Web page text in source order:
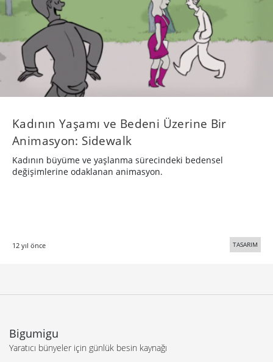
Kadının Yaşamı ve Bedeni Üzerine Bir
Animasyon: Sidewalk
Kadının büyüme ve yaşlanma sürecindeki bedensel
değişimlerine odaklanan animasyon.
12 yıl önce TASARIM
Bigumigu
Yaratıcı bünyeler için günlük besin kaynağı